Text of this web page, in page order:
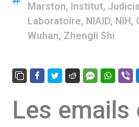
Marston, Institut,
Laboratoire, NIAID, NIH,
Wuhan, Zhengli Shi
Les emails